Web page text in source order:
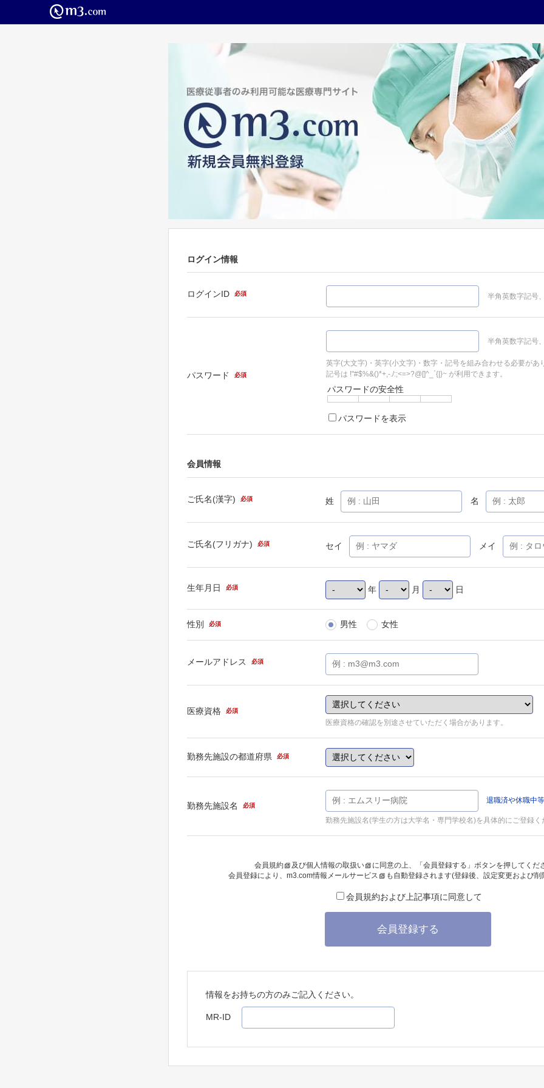
ログイン情報
ログインID 必須 半角英数字記号
パスワード 必須
半角英数字記号
英字(大文字)・英字(小文字)・数字・記号を組み合わせる必要があ
記号は !"#$%&()*+,-./:;<=>?@[]^_`{|}~ が利用できます。
パスワードの安全性
パスワードを表示
会員情報
ご氏名(漢字) 必須 姓 名
ご氏名(フリガナ) 必須 セイ メイ
生年月日 必須 年 月 日
性別 必須 男性 女性
メールアドレス 必須
医療資格 必須
医療資格の確認を別途させていただく場合があります。
勤務先施設の都道府県 必須
勤務先施設名 必須
退職済や休職中
勤務先施設名(学生の方は大学名・専門学校名)を具体的にご登録く
会員規約 及び個人情報の取扱い
に同意の上、「会員登録する」ボタンを押してくだ
会員登録により、 m3.com情報メールサービス も自動登録されます(登録後、設定変更および
会員規約および上記事項に同意して
会員登録する
情報をお持ちの方のみご記入ください。
MR-ID